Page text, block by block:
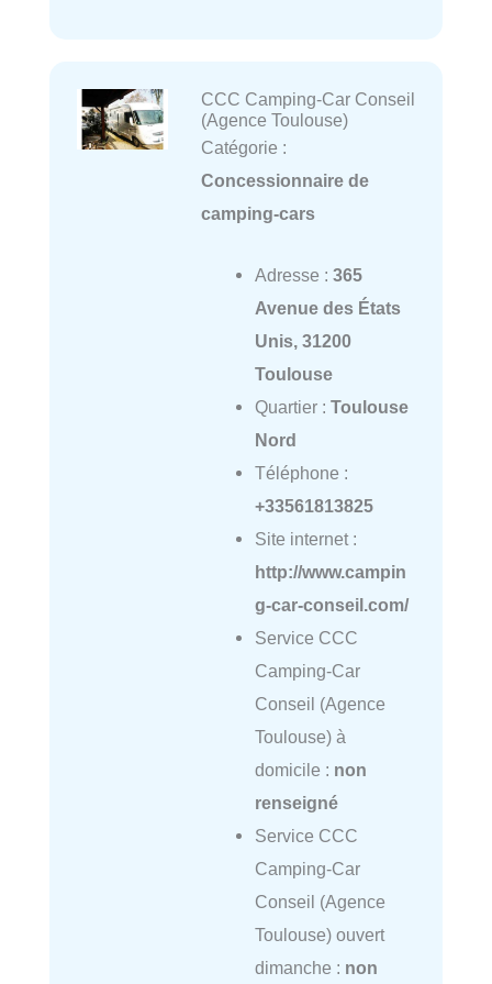
CCC Camping-Car Conseil
(Agence Toulouse)
Catégorie :
Concessionnaire de
camping-cars
Adresse : 365
Avenue des États
Unis, 31200
Toulouse
Quartier : Toulouse
Nord
Téléphone :
+33561813825
Site internet :
http://www.campin
g-car-conseil.com/
Service CCC
Camping-Car
Conseil (Agence
Toulouse) à
domicile : non
renseigné
Service CCC
Camping-Car
Conseil (Agence
Toulouse) ouvert
dimanche : non